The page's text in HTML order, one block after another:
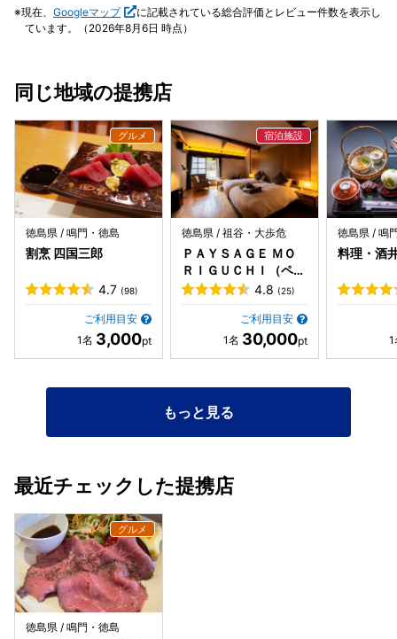
こでふと頭をよぎる不安。 「これ…この後、本番来るんよ
像の1.3倍でかい。 ポテトサラダは山。 脇にはコーンスー
持ち上げると、 「ズシッ」 という効果音が聞こえた気がし
ました（幻聴）。 衣サクッ。 中プリッ。 ハンバーグ、肉汁
じゅわ。 口の中で 「うまい」 「うまい」 「うまい」 の三
段活用。 --- そこへ追い打ちをかけるように―― **煮込み風
ハンバーグ登場。** デミグラスソースの香りがふわぁぁぁ。
さっきまでの 「余裕余裕♪」 という気持ちが、 「……作戦ミ
スったかもしれん」 に変わる瞬間。 でも、食べます。 柔ら
かい。 コク深い。 ソースうまい。 結果、 👉 箸が止まらな
い 👉 でもお腹は確実に膨らんでいく という幸せなジレン
マ。 途中経過： パンで満足 ↓ 前菜気分のつもりだったコー
ンスープで満足 ↓ メイン半分で満腹 ↓ まだ皿に半分残って
言いながら、 なぜか次の一口が入る。 --- 最終的に―― 完
しばらく晩ごはん要らんね。」 久しぶりの外食ということも
あり、 美味しさはもちろん、 **楽しさと満足感が倍増。 ガ
ッツリ食べたい日にも、 洋食欲を爆発させたい日にも、 お
うと思います。 たぶん。 きっと。 できれば。 （でもメニュ
します。 コスパも味もヨクテパン食べ放題なので人気がうな
ぎ登りになってそのうち予約をしていないと入れないお店に
した。
現在、 Googleマップ
に記載されている総合評価とレビュー件数を表示し
ています。（2026年8月6日 時点）
同じ地域の提携店
徳島県 / 鳴門・徳島
割烹 四国三郎
4.7 (98)
ご利用目安
3,000
徳島県 / 祖谷・大歩危
ＰＡＹＳＡＧＥ ＭＯ
ＲＩＧＵＣＨＩ（ペイ
サージュモリグチ）
4.8 (25)
ご利用目安
30,000
徳島県 / 鳴
料理・酒
もっと見る
最近チェックした提携店
徳島県 / 鳴門・徳島